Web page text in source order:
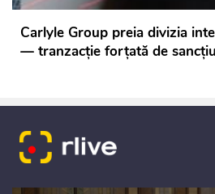
Carlyle Group preia divizia
— tranzacție forțată de